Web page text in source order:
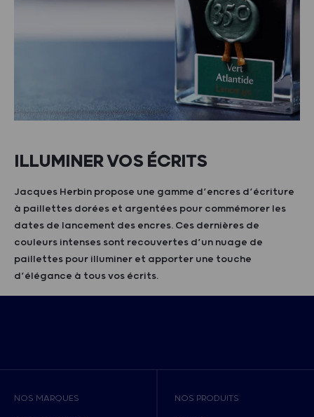
ILLUMINER VOS ÉCRITS
Jacques Herbin propose une gamme d’encres d’écriture
à paillettes dorées et argentées pour commémorer les
dates de lancement des encres. Ces dernières de
couleurs intenses sont recouvertes d’un nuage de
paillettes pour illuminer et apporter une touche
d’élégance à tous vos écrits.
NOS MARQUES NOS PRODUITS